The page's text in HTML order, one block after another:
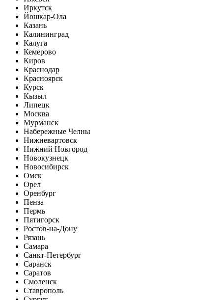
Иркутск
Йошкар-Ола
Казань
Калининград
Калуга
Кемерово
Киров
Краснодар
Красноярск
Курск
Кызыл
Липецк
Москва
Мурманск
Набережные Челны
Нижневартовск
Нижний Новгород
Новокузнецк
Новосибирск
Омск
Орел
Оренбург
Пенза
Пермь
Пятигорск
Ростов-на-Дону
Рязань
Самара
Санкт-Петербург
Саранск
Саратов
Смоленск
Ставрополь